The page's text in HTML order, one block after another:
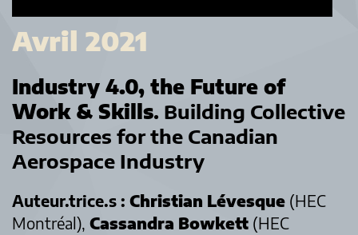
Avril 2021
Industry 4.0, the Future of
Work & Skills. Building Collective
Resources for the Canadian
Aerospace Industry
Auteur.trice.s : Christian Lévesque (HEC
Montréal), Cassandra Bowkett (HEC